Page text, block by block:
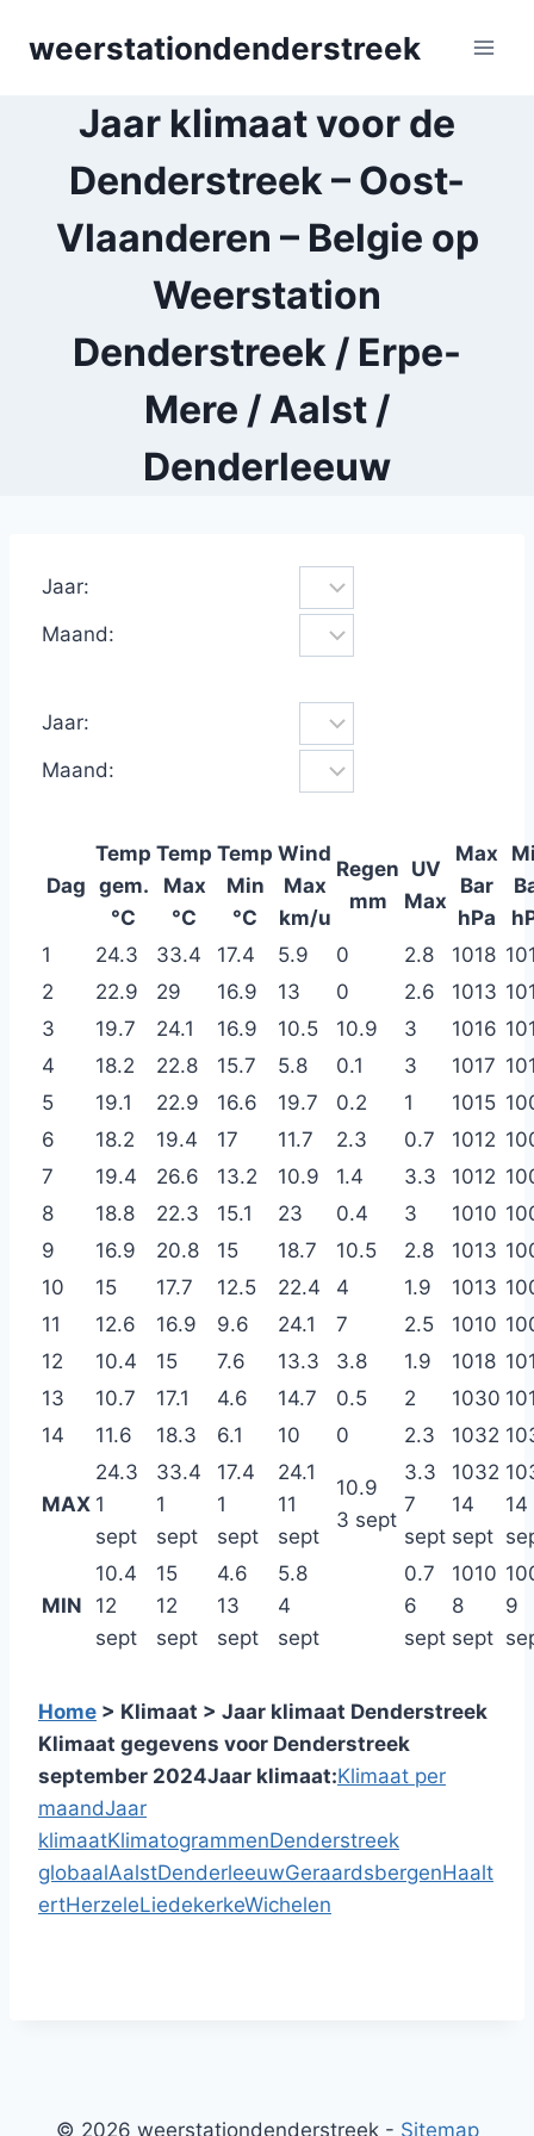
weerstationdenderstreek
Jaar klimaat voor de
Denderstreek – Oost-
Vlaanderen – Belgie op
Weerstation
Denderstreek / Erpe-
Mere / Aalst /
Denderleeuw
Jaar:
Maand:
Jaar:
Maand:
Dag
Temp
gem.
°C
Temp
Max
°C
Temp
Min
°C
Wind
Max
km/u
Regen
mm
UV
Max
Max
Bar
hPa
1
24.3 33.4 17.4 5.9 0 2.8 1018
2
22.9 29 16.9 13 0 2.6 1013
3
19.7 24.1 16.9 10.5 10.9 3 1016
4
18.2 22.8 15.7 5.8 0.1 3 1017
5
19.1 22.9 16.6 19.7 0.2 1 1015
6
18.2 19.4 17 11.7 2.3 0.7 1012
7
19.4 26.6 13.2 10.9 1.4 3.3 1012
8
18.8 22.3 15.1 23 0.4 3 1010
9
16.9 20.8 15 18.7 10.5 2.8 1013
10
15 17.7 12.5 22.4 4 1.9 1013
11
12.6 16.9 9.6 24.1 7 2.5 1010
12
10.4 15 7.6 13.3 3.8 1.9 1018
13
10.7 17.1 4.6 14.7 0.5 2 1030
14
11.6 18.3 6.1 10 0 2.3 1032
MAX
24.3
1
sept
33.4
1
sept
17.4
1
sept
24.1
11
sept
10.9
3 sept
3.3
7
sept
1032
14
sept
14
MIN
10.4
12
sept
15
12
sept
4.6
13
sept
5.8
4
sept
0.7
6
sept
1010
8
sept
9
Home > Klimaat > Jaar klimaat Denderstreek
Klimaat gegevens voor Denderstreek
september 2024Jaar klimaat:Klimaat per
maandJaar
klimaatKlimatogrammenDenderstreek
globaalAalstDenderleeuwGeraardsbergenHaalt
ertHerzeleLiedekerkeWichelen
© 2026 weerstationdenderstreek - Sitemap